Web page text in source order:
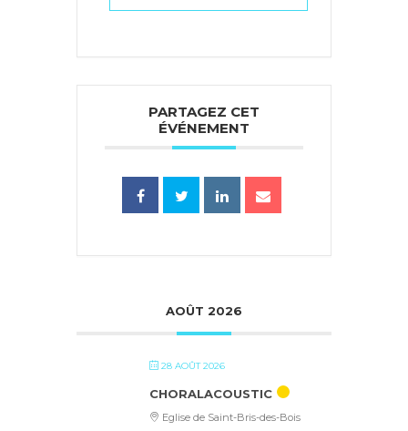
PARTAGEZ CET
ÉVÉNEMENT
AOÛT 2026
28 AOÛT 2026
CHORALACOUSTIC
Eglise de Saint-Bris-des-Bois